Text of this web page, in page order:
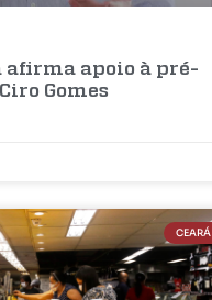
afirma apoio à pré-
Gomes
CEARÁ